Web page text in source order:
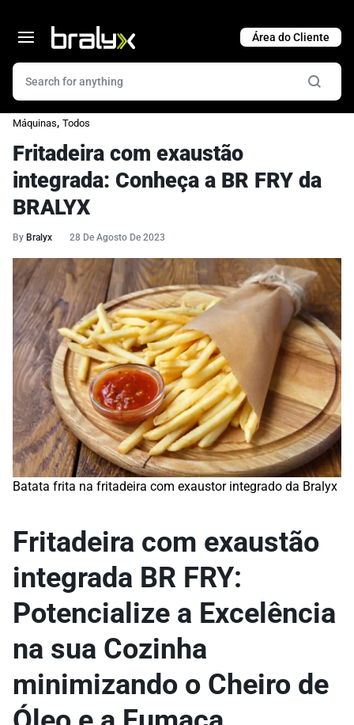
Máquinas, Todos
Fritadeira com exaustão
integrada: Conheça a BR FRY da
BRALYX
By Bralyx 28 De Agosto De 2023
Batata frita na fritadeira com exaustor integrado da Bralyx
Fritadeira com exaustão
integrada BR FRY:
Potencialize a Excelência
na sua Cozinha
minimizando o Cheiro de